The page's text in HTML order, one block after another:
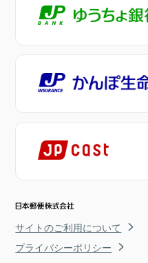
サイトのご利用について
プライバシーポリシー